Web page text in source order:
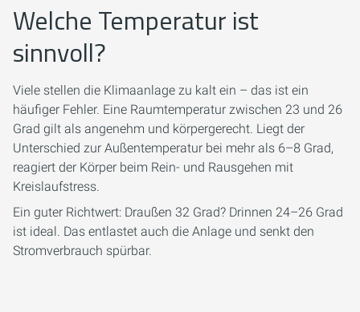
Welche Temperatur ist
sinnvoll?
Viele stellen die Klimaanlage zu kalt ein – das ist ein
häufiger Fehler. Eine Raumtemperatur zwischen 23 und 26
Grad gilt als angenehm und körpergerecht. Liegt der
Unterschied zur Außentemperatur bei mehr als 6–8 Grad,
reagiert der Körper beim Rein- und Rausgehen mit
Kreislaufstress.
Ein guter Richtwert: Draußen 32 Grad? Drinnen 24–26 Grad
ist ideal. Das entlastet auch die Anlage und senkt den
Stromverbrauch spürbar.